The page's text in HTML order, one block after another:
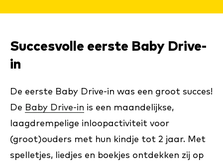
Succesvolle eerste Baby Drive-
in
De eerste Baby Drive-in was een groot succes!
De Baby Drive-in is een maandelijkse,
laagdrempelige inloopactiviteit voor
(groot)ouders met hun kindje tot 2 jaar. Met
spelletjes, liedjes en boekjes ontdekken zij op